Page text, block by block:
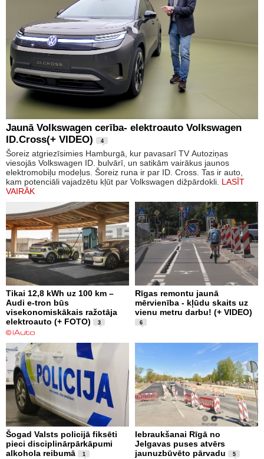
Jaunā Volkswagen cerība- elektroauto Volkswagen
ID.Cross(+ VIDEO)
4
Šoreiz atgriezīsimies Hamburgā, kur pavasarī TV Autoziņas
viesojās Volkswagen ID. bulvārī, un satikām vairākus jaunos
elektromobiļu modeļus. Šoreiz runa ir par ID. Cross. Tas ir auto,
kam potenciāli vajadzētu kļūt par Volkswagen dižpārdokli. LASĪT
VAIRĀK
Tikai 12,8 kWh uz 100 km –
Audi e-tron būs
visekonomiskākais ražotāja
elektroauto (+ FOTO)
3
Rīgas remontu jaunā
mērvienība - kļūdu skaits uz
vienu metru darbu! (+ VIDEO)
6
Šogad Valsts policijā fiksēti
pieci disciplinārpārkāpumi
alkohola reibumā
1
Iebraukšanai Rīgā no
Jelgavas puses atvērs
jaunuzbūvēto pārvadu
5